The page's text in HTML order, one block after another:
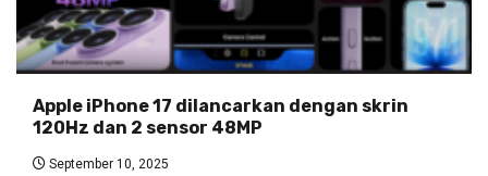
Apple iPhone 17 dilancarkan dengan skrin
120Hz dan 2 sensor 48MP
September 10, 2025